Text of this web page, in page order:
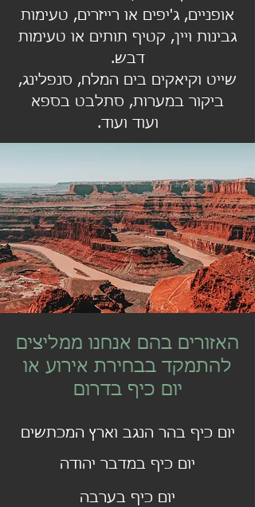
אופניים, ג'יפים או רייזרים, טעימות
גבינות ויין, קטיף תותים או טעימות
דבש.
שייט וקיאקים בים המלח, סנפלינג,
ביקור במערות, סתלבט בספא
ועוד ועוד.
האזורים בהם אנחנו ממליצים
להתמקד בבחירת אירוע או
יום כיף בדרום
יום כיף בהר הנגב וארץ המכתשים
יום כיף במדבר יהודה
יום כיף בערבה